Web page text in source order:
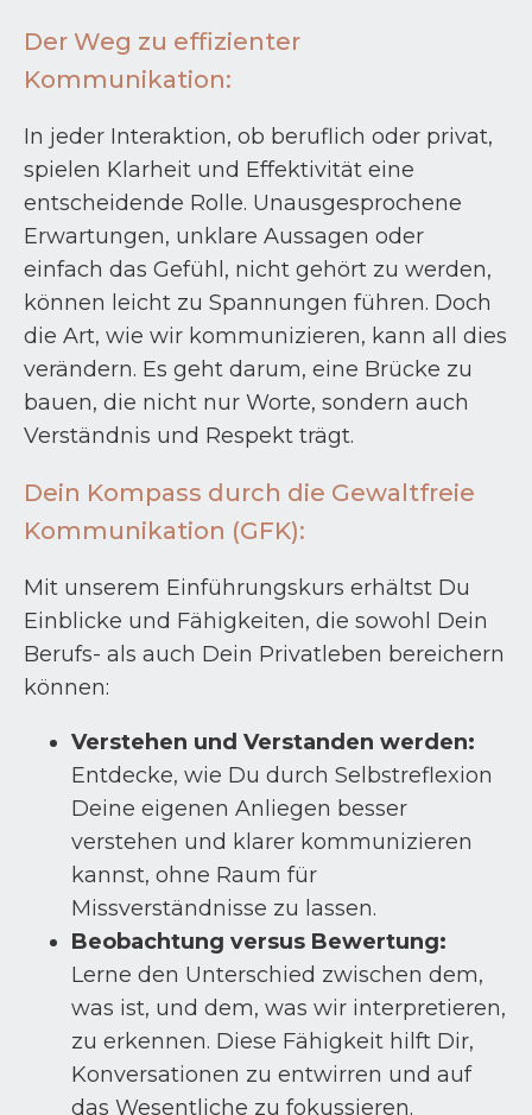
Der Weg zu effizienter
Kommunikation:
In jeder Interaktion, ob beruflich oder privat,
spielen Klarheit und Effektivität eine
entscheidende Rolle. Unausgesprochene
Erwartungen, unklare Aussagen oder
einfach das Gefühl, nicht gehört zu werden,
können leicht zu Spannungen führen. Doch
die Art, wie wir kommunizieren, kann all dies
verändern. Es geht darum, eine Brücke zu
bauen, die nicht nur Worte, sondern auch
Verständnis und Respekt trägt.
Dein Kompass durch die Gewaltfreie
Kommunikation (GFK):
Mit unserem Einführungskurs erhältst Du
Einblicke und Fähigkeiten, die sowohl Dein
Berufs- als auch Dein Privatleben bereichern
können:
Verstehen und Verstanden werden:
Entdecke, wie Du durch Selbstreflexion
Deine eigenen Anliegen besser
verstehen und klarer kommunizieren
kannst, ohne Raum für
Missverständnisse zu lassen.
Beobachtung versus Bewertung:
Lerne den Unterschied zwischen dem,
was ist, und dem, was wir interpretieren,
zu erkennen. Diese Fähigkeit hilft Dir,
Konversationen zu entwirren und auf
das Wesentliche zu fokussieren.